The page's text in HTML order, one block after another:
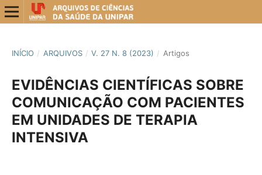
INÍCIO / ARQUIVOS / V. 27 N. 8 (2023) / Artigos
EVIDÊNCIAS CIENTÍFICAS SOBRE
COMUNICAÇÃO COM PACIENTES
EM UNIDADES DE TERAPIA
INTENSIVA